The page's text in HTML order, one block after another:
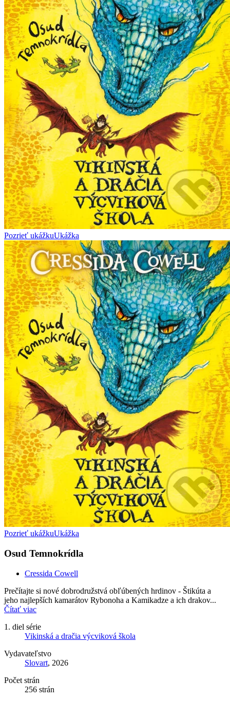
Pozrieť ukážkuUkážka
Pozrieť ukážkuUkážka
Osud Temnokrídla
Cressida Cowell
Prečítajte si nové dobrodružstvá obľúbených hrdinov - Štikúta a
jeho najlepších kamarátov Rybonoha a Kamikadze a ich drakov...
Čítať viac
1. diel série
Vikinská a dračia výcviková škola
Vydavateľstvo
Slovart, 2026
Počet strán
256 strán